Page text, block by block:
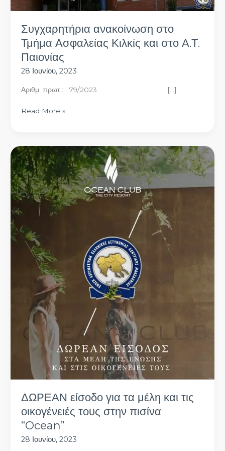
Συγχαρητήρια ανακοίνωση στο
Τμήμα Ασφαλείας Κιλκίς και στο Α.Τ.
Παιονίας
28 Ιουνίου, 2023
Αριθμ. πρωτ.: 79/2023 […]
Παιονίας
Read More »
ΔΩΡΕΑΝ είσοδο για τα μέλη και τις
οικογένειές τους στην πισίνα
“Ocean”
28 Ιουνίου, 2023
ΔΩΡΕΑΝ
είσοδο
για
τα
μέλη
οικογένειές
τους
στην
πισίνα
“Ocean”